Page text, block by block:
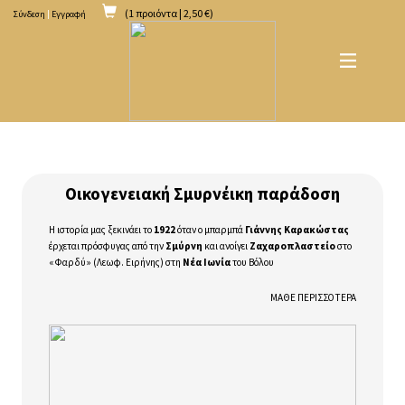
Σύνδεση | Εγγραφή (1 προιόντα | 2,50 €)
Οικογενειακή Σμυρνέικη παράδοση
Η ιστορία μας ξεκινάει το 1922όταν ο μπαρμπά Γιάννης Καρακώστας
έρχεται πρόσφυγας από την Σμύρνη και ανοίγει Ζαχαροπλαστείοστο
«Φαρδύ» (Λεωφ. Ειρήνης) στη Νέα Ιωνίατου Βόλου
ΜΑΘΕ ΠΕΡΙΣΣΟΤΕΡΑ